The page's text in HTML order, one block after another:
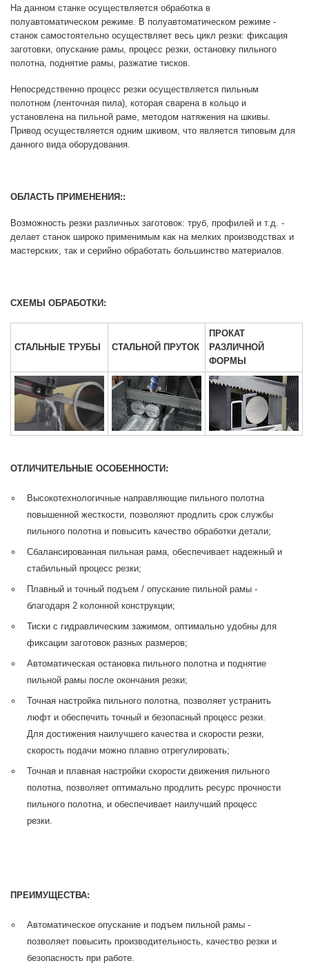
На данном станке осуществляется обработка в
полуавтоматическом режиме. В полуавтоматическом режиме -
станок самостоятельно осуществляет весь цикл резки: фиксация
заготовки, опускание рамы, процесс резки, остановку пильного
полотна, поднятие рамы, разжатие тисков.
Непосредственно процесс резки осуществляется пильным
полотном (ленточная пила), которая сварена в кольцо и
установлена на пильной раме, методом натяжения на шкивы.
Привод осуществляется одним шкивом, что является типовым для
данного вида оборудования.
ОБЛАСТЬ ПРИМЕНЕНИЯ::
Возможность резки различных заготовок: труб, профилей и т.д. -
делает станок широко применимым как на мелких производствах и
мастерских, так и серийно обработать большинство материалов.
СХЕМЫ ОБРАБОТКИ:
СТАЛЬНЫЕ ТРУБЫ СТАЛЬНОЙ ПРУТОК
ПРОКАТ
РАЗЛИЧНОЙ
ФОРМЫ
ОТЛИЧИТЕЛЬНЫЕ ОСОБЕННОСТИ:
Высокотехнологичные направляющие пильного полотна
повышенной жесткости, позволяют продлить срок службы
пильного полотна и повысить качество обработки детали;
Сбалансированная пильная рама, обеспечивает надежный и
стабильный процесс резки;
Плавный и точный подъем / опускание пильной рамы -
благодаря 2 колонной конструкции;
Тиски с гидравлическим зажимом, оптимально удобны для
фиксации заготовок разных размеров;
Автоматическая остановка пильного полотна и поднятие
пильной рамы после окончания резки;
Точная настройка пильного полотна, позволяет устранить
люфт и обеспечить точный и безопасный процесс резки.
Для достижения наилучшего качества и скорости резки,
скорость подачи можно плавно отрегулировать;
Точная и плавная настройки скорости движения пильного
полотна, позволяет оптимально продлить ресурс прочности
пильного полотна, и обеспечивает наилучший процесс
резки.
ПРЕИМУЩЕСТВА:
Автоматическое опускание и подъем пильной рамы -
позволяет повысить производительность, качество резки и
безопасность при работе.